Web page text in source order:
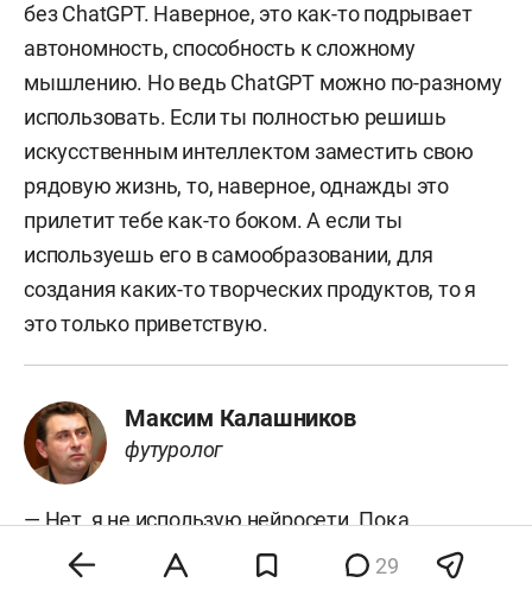
без ChatGPT. Наверное, это как-то подрывает
автономность, способность к сложному
мышлению. Но ведь ChatGPT можно по-разному
использовать. Если ты полностью решишь
искусственным интеллектом заместить свою
рядовую жизнь, то, наверное, однажды это
прилетит тебе как-то боком. А если ты
используешь его в самообразовании, для
создания каких-то творческих продуктов, то я
это только приветствую.
Максим Калашников
футуролог
— Нет, я не использую нейросети. Пока
обхожусь, что называется, своими силами. Но
29